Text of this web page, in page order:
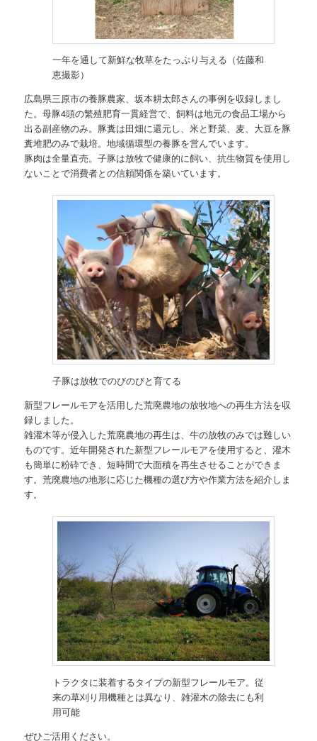
一年を通して新鮮な牧草をたっぷり与える（佐藤和
恵撮影）
広島県三原市の養豚農家、坂本耕太郎さんの事例を収録しまし
た。母豚4頭の繁殖肥育一貫経営で、飼料は地元の食品工場から
出る副産物のみ。豚糞は田畑に還元し、米と野菜、麦、大豆を豚
糞堆肥のみで栽培。地域循環型の養豚を営んでいます。
豚肉は全量直売。子豚は放牧で健康的に飼い、抗生物質を使用し
ないことで消費者との信頼関係を築いています。
子豚は放牧でのびのびと育てる
新型フレールモアを活用した荒廃農地の放牧地への再生方法を収
録しました。
雑灌木等が侵入した荒廃農地の再生は、牛の放牧のみでは難しい
ものです。近年開発された新型フレールモアを使用すると、灌木
も簡単に粉砕でき、短時間で大面積を再生させることができま
す。荒廃農地の地形に応じた機種の選び方や作業方法を紹介しま
す。
トラクタに装着するタイプの新型フレールモア。従
来の草刈り用機種とは異なり、雑灌木の除去にも利
用可能
ぜひご活用ください。